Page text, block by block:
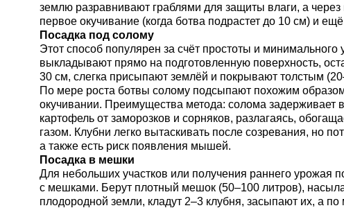
землю разравнивают граблями для защиты влаги, а через
первое окучивание (когда ботва подрастет до 10 см) и
Посадка под солому
Этот способ популярен за счёт простоты и минимального
выкладывают прямо на подготовленную поверхность,
30 см, слегка присыпают землёй и покрывают толстым
По мере роста ботвы солому подсыпают похожим
окучивании. Преимущества метода: солома задерживает
картофель от заморозков и сорняков, разлагаясь,
газом. Клубни легко вытаскивать после созревания, но
а также есть риск появления мышей.
Посадка в мешки
Для небольших участков или получения раннего урожая
с мешками. Берут плотный мешок (50–100 литров),
плодородной земли, кладут 2–3 клубня, засыпают их, а